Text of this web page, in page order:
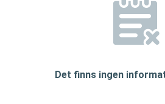
Det finns ingen